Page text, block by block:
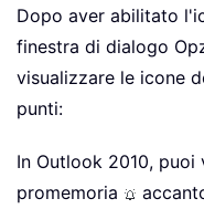
Dopo aver abilitato
finestra di dialogo
visualizzare le icone
punti:
In Outlook 2010, puoi
promemoria